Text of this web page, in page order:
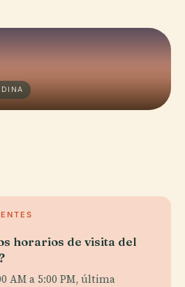
horarios de visita del
AM a 5:00 PM, última